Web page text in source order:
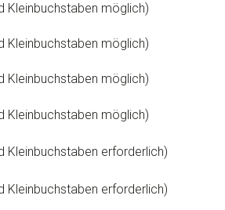
Kleinbuchstaben möglich)
Kleinbuchstaben möglich)
Kleinbuchstaben möglich)
Kleinbuchstaben möglich)
Kleinbuchstaben erforderlich)
Kleinbuchstaben erforderlich)